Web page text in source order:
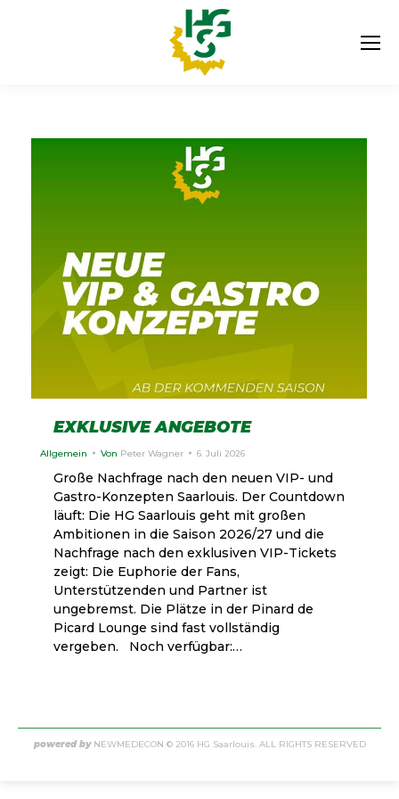
EXKLUSIVE ANGEBOTE
Allgemein Von Peter Wagner 6. Juli 2026
Große Nachfrage nach den neuen VIP- und
Gastro-Konzepten Saarlouis. Der Countdown
läuft: Die HG Saarlouis geht mit großen
Ambitionen in die Saison 2026/27 und die
Nachfrage nach den exklusiven VIP-Tickets
zeigt: Die Euphorie der Fans,
Unterstützenden und Partner ist
ungebremst. Die Plätze in der Pinard de
Picard Lounge sind fast vollständig
vergeben. Noch verfügbar:…
powered by NEWMEDECON © 2016 HG Saarlouis. ALL RIGHTS RESERVED